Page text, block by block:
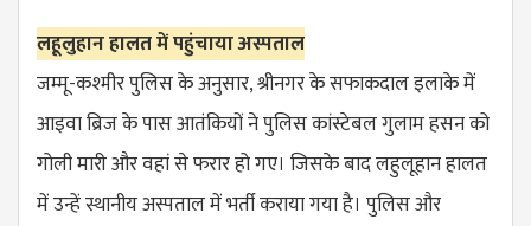
लहूलुहान हालत में पहुंचाया अस्पताल
जम्मू-कश्मीर पुलिस के अनुसार, श्रीनगर के सफाकदाल इलाके में
आइवा ब्रिज के पास आतंकियों ने पुलिस कांस्टेबल गुलाम हसन को
गोली मारी और वहां से फरार हो गए। जिसके बाद लहुलूहान हालत
में उन्हें स्थानीय अस्पताल में भर्ती कराया गया है। पुलिस और